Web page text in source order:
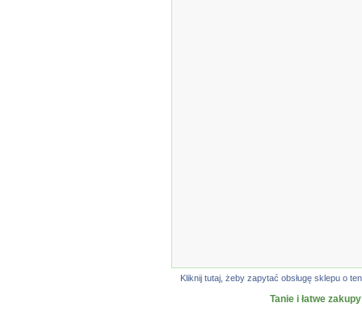
Kliknij tutaj, żeby zapytać obsługę sklepu o
Tanie i łatwe